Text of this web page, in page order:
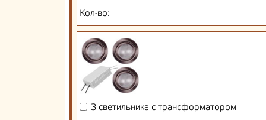
Кол-во:
3 светильника с трансформатором